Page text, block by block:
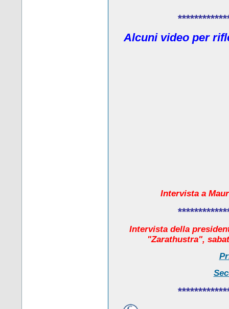
Alcuni video per
Intervista a
Intervista della
"Zarathustra",